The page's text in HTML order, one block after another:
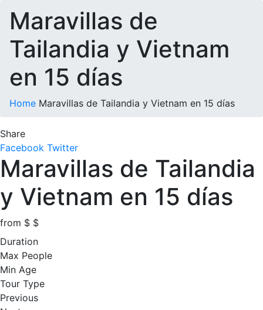
Maravillas de
Tailandia y Vietnam
en 15 días
Home Maravillas de Tailandia y Vietnam en 15 días
Share
Facebook Twitter
Maravillas de Tailandia
y Vietnam en 15 días
from $ $
Duration
Max People
Min Age
Tour Type
Previous